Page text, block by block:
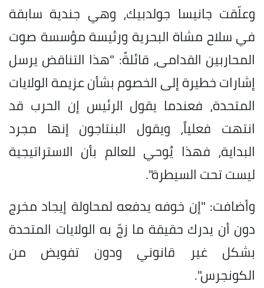
وعلّقت جانيسا جولدبيك، وهي جندية سابقة
في سلاح مشاة البحرية ورئيسة مؤسسة صوت
المحاربين القدامى، قائلةً: "هذا التناقض يرسل
إشارات خطيرة إلى الخصوم بشأن عزيمة الولايات
المتحدة، فعندما يقول الرئيس إن الحرب قد
انتهت فعلياً، ويقول البنتاجون إنها مجرد
البداية، فهذا يُوحي للعالم بأن الاستراتيجية
ليست تحت السيطرة".
وأضافت: "إن خوفه يدفعه لمحاولة إيجاد مخرج
دون أن يدرك حقيقة ما زجّ به الولايات المتحدة
بشكل غير قانوني ودون تفويض من
الكونجرس".